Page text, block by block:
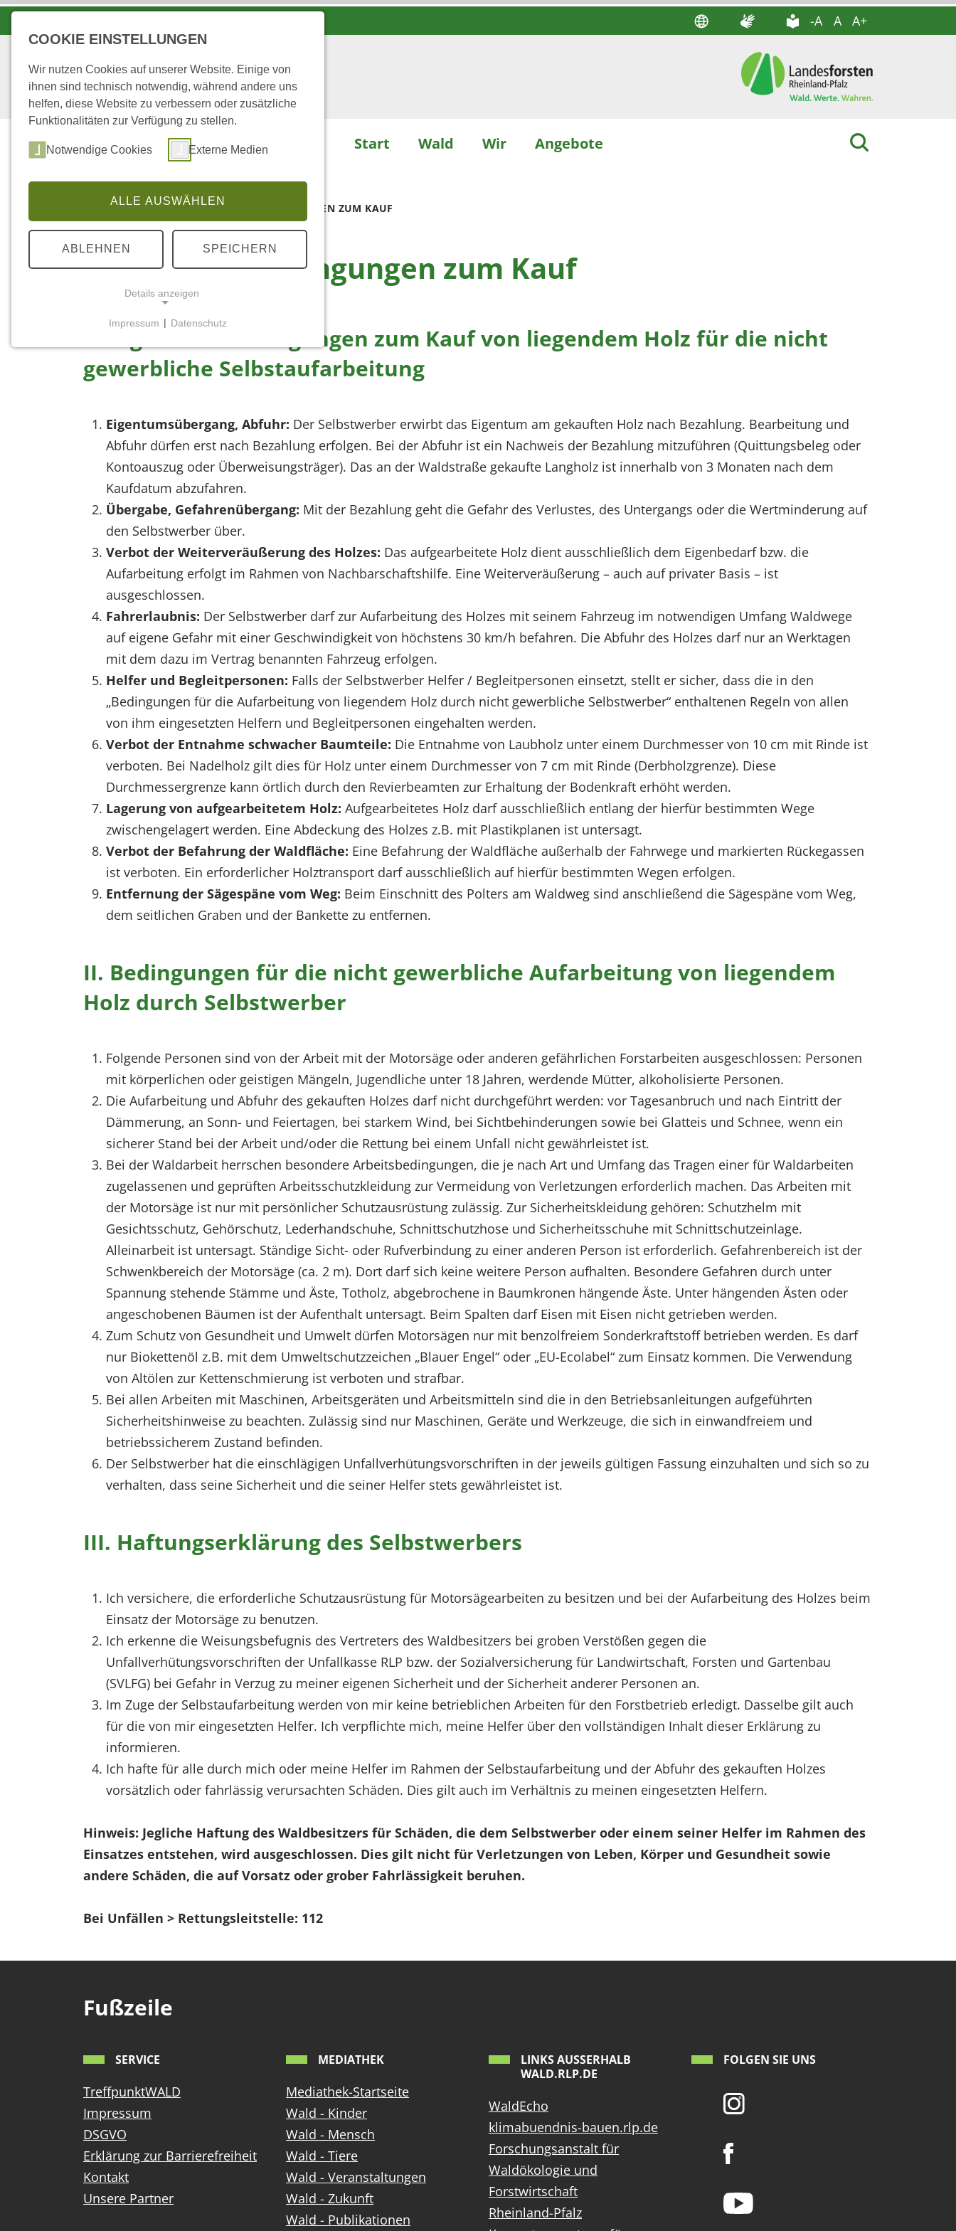
-A A A+
Start Wald Wir Angebote
STARTSEITE ... ALLGEMEINE BEDINGUNGEN ZUM KAUF
Allgemeine Bedingungen zum Kauf
I. Allgemeine Bedingungen zum Kauf von liegendem Holz für die nicht
gewerbliche Selbstaufarbeitung
Eigentumsübergang, Abfuhr: Der Selbstwerber erwirbt das Eigentum am gekauften Holz nach Bezahlung. Bearbeitung und
Abfuhr dürfen erst nach Bezahlung erfolgen. Bei der Abfuhr ist ein Nachweis der Bezahlung mitzuführen (Quittungsbeleg oder
Kontoauszug oder Überweisungsträger). Das an der Waldstraße gekaufte Langholz ist innerhalb von 3 Monaten nach dem
Kaufdatum abzufahren.
Übergabe, Gefahrenübergang: Mit der Bezahlung geht die Gefahr des Verlustes, des Untergangs oder die Wertminderung auf
den Selbstwerber über.
Verbot der Weiterveräußerung des Holzes: Das aufgearbeitete Holz dient ausschließlich dem Eigenbedarf bzw. die
Aufarbeitung erfolgt im Rahmen von Nachbarschaftshilfe. Eine Weiterveräußerung – auch auf privater Basis – ist
ausgeschlossen.
Fahrerlaubnis: Der Selbstwerber darf zur Aufarbeitung des Holzes mit seinem Fahrzeug im notwendigen Umfang Waldwege
auf eigene Gefahr mit einer Geschwindigkeit von höchstens 30 km/h befahren. Die Abfuhr des Holzes darf nur an Werktagen
mit dem dazu im Vertrag benannten Fahrzeug erfolgen.
Helfer und Begleitpersonen: Falls der Selbstwerber Helfer / Begleitpersonen einsetzt, stellt er sicher, dass die in den
„Bedingungen für die Aufarbeitung von liegendem Holz durch nicht gewerbliche Selbstwerber“ enthaltenen Regeln von allen
von ihm eingesetzten Helfern und Begleitpersonen eingehalten werden.
Verbot der Entnahme schwacher Baumteile: Die Entnahme von Laubholz unter einem Durchmesser von 10 cm mit Rinde ist
verboten. Bei Nadelholz gilt dies für Holz unter einem Durchmesser von 7 cm mit Rinde (Derbholzgrenze). Diese
Durchmessergrenze kann örtlich durch den Revierbeamten zur Erhaltung der Bodenkraft erhöht werden.
Lagerung von aufgearbeitetem Holz: Aufgearbeitetes Holz darf ausschließlich entlang der hierfür bestimmten Wege
zwischengelagert werden. Eine Abdeckung des Holzes z.B. mit Plastikplanen ist untersagt.
Verbot der Befahrung der Waldfläche: Eine Befahrung der Waldfläche außerhalb der Fahrwege und markierten Rückegassen
ist verboten. Ein erforderlicher Holztransport darf ausschließlich auf hierfür bestimmten Wegen erfolgen.
Entfernung der Sägespäne vom Weg: Beim Einschnitt des Polters am Waldweg sind anschließend die Sägespäne vom Weg,
dem seitlichen Graben und der Bankette zu entfernen.
II. Bedingungen für die nicht gewerbliche Aufarbeitung von liegendem
Holz durch Selbstwerber
Folgende Personen sind von der Arbeit mit der Motorsäge oder anderen gefährlichen Forstarbeiten ausgeschlossen: Personen
mit körperlichen oder geistigen Mängeln, Jugendliche unter 18 Jahren, werdende Mütter, alkoholisierte Personen.
Die Aufarbeitung und Abfuhr des gekauften Holzes darf nicht durchgeführt werden: vor Tagesanbruch und nach Eintritt der
Dämmerung, an Sonn- und Feiertagen, bei starkem Wind, bei Sichtbehinderungen sowie bei Glatteis und Schnee, wenn ein
sicherer Stand bei der Arbeit und/oder die Rettung bei einem Unfall nicht gewährleistet ist.
Bei der Waldarbeit herrschen besondere Arbeitsbedingungen, die je nach Art und Umfang das Tragen einer für Waldarbeiten
zugelassenen und geprüften Arbeitsschutzkleidung zur Vermeidung von Verletzungen erforderlich machen. Das Arbeiten mit
der Motorsäge ist nur mit persönlicher Schutzausrüstung zulässig. Zur Sicherheitskleidung gehören: Schutzhelm mit
Gesichtsschutz, Gehörschutz, Lederhandschuhe, Schnittschutzhose und Sicherheitsschuhe mit Schnittschutzeinlage.
Alleinarbeit ist untersagt. Ständige Sicht- oder Rufverbindung zu einer anderen Person ist erforderlich. Gefahrenbereich ist der
Schwenkbereich der Motorsäge (ca. 2 m). Dort darf sich keine weitere Person aufhalten. Besondere Gefahren durch unter
Spannung stehende Stämme und Äste, Totholz, abgebrochene in Baumkronen hängende Äste. Unter hängenden Ästen oder
angeschobenen Bäumen ist der Aufenthalt untersagt. Beim Spalten darf Eisen mit Eisen nicht getrieben werden.
Zum Schutz von Gesundheit und Umwelt dürfen Motorsägen nur mit benzolfreiem Sonderkraftstoff betrieben werden. Es darf
nur Biokettenöl z.B. mit dem Umweltschutzzeichen „Blauer Engel“ oder „EU-Ecolabel“ zum Einsatz kommen. Die Verwendung
von Altölen zur Kettenschmierung ist verboten und strafbar.
Bei allen Arbeiten mit Maschinen, Arbeitsgeräten und Arbeitsmitteln sind die in den Betriebsanleitungen aufgeführten
Sicherheitshinweise zu beachten. Zulässig sind nur Maschinen, Geräte und Werkzeuge, die sich in einwandfreiem und
betriebssicherem Zustand befinden.
Der Selbstwerber hat die einschlägigen Unfallverhütungsvorschriften in der jeweils gültigen Fassung einzuhalten und sich so zu
verhalten, dass seine Sicherheit und die seiner Helfer stets gewährleistet ist.
III. Haftungserklärung des Selbstwerbers
Ich versichere, die erforderliche Schutzausrüstung für Motorsägearbeiten zu besitzen und bei der Aufarbeitung des Holzes beim
Einsatz der Motorsäge zu benutzen.
Ich erkenne die Weisungsbefugnis des Vertreters des Waldbesitzers bei groben Verstößen gegen die
Unfallverhütungsvorschriften der Unfallkasse RLP bzw. der Sozialversicherung für Landwirtschaft, Forsten und Gartenbau
(SVLFG) bei Gefahr in Verzug zu meiner eigenen Sicherheit und der Sicherheit anderer Personen an.
Im Zuge der Selbstaufarbeitung werden von mir keine betrieblichen Arbeiten für den Forstbetrieb erledigt. Dasselbe gilt auch
für die von mir eingesetzten Helfer. Ich verpflichte mich, meine Helfer über den vollständigen Inhalt dieser Erklärung zu
informieren.
Ich hafte für alle durch mich oder meine Helfer im Rahmen der Selbstaufarbeitung und der Abfuhr des gekauften Holzes
vorsätzlich oder fahrlässig verursachten Schäden. Dies gilt auch im Verhältnis zu meinen eingesetzten Helfern.
Hinweis: Jegliche Haftung des Waldbesitzers für Schäden, die dem Selbstwerber oder einem seiner Helfer im Rahmen des
Einsatzes entstehen, wird ausgeschlossen. Dies gilt nicht für Verletzungen von Leben, Körper und Gesundheit sowie
andere Schäden, die auf Vorsatz oder grober Fahrlässigkeit beruhen.
Bei Unfällen > Rettungsleitstelle: 112
Fußzeile
SERVICE
TreffpunktWALD
Impressum
DSGVO
Erklärung zur Barrierefreiheit
Kontakt
Unsere Partner
MEDIATHEK
Mediathek-Startseite
Wald - Kinder
Wald - Mensch
Wald - Tiere
Wald - Veranstaltungen
Wald - Zukunft
Wald - Publikationen
LINKS AUSSERHALB W
ALD.RLP.DE
WaldEcho
klimabuendnis-bauen.rlp.de
Forschungsanstalt für
Waldökologie und
Forstwirtschaft
Rheinland-Pfalz
FOLGEN SIE UNS
COOKIE EINSTELLUNGEN
Wir nutzen Cookies auf unserer Website. Einige von
ihnen sind technisch notwendig, während andere uns
helfen, diese Website zu verbessern oder zusätzliche
Funktionalitäten zur Verfügung zu stellen.
Notwendige Cookies Externe Medien
ALLE AUSWÄHLEN
ABLEHNEN SPEICHERN
Details anzeigen
Funktionen und sind für die einwandfreie Funktion
Einverständnis-Cookie
cookie_consent
Dieser Cookie speichert die
ausgewählten Einverständnis-
EXTERNE MEDIEN
Um Inhalte von Videoplattformen und Social Media
diesen externen Medien Cookies gesetzt.
YouTube
Impressum | Datenschutz